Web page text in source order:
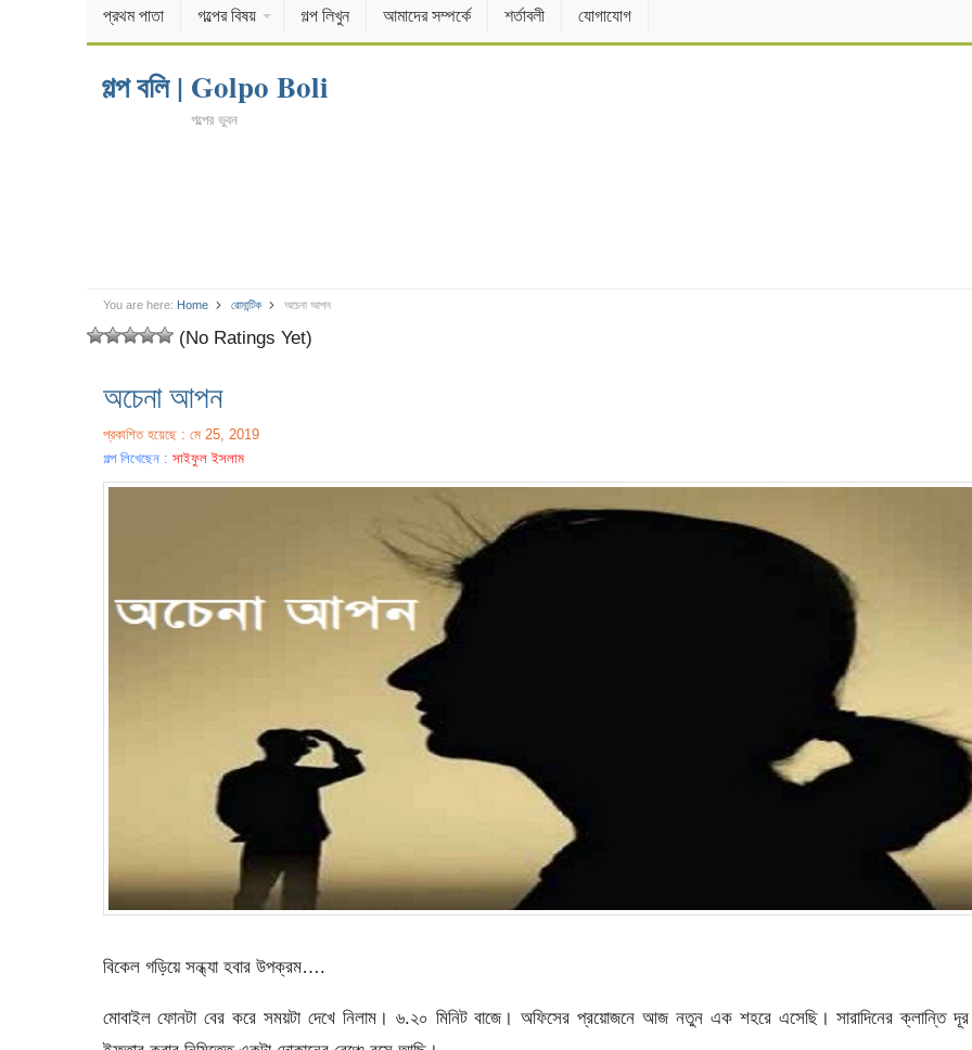
প্রথম পাতা গল্পের বিষয় গল্প লিখুন আমাদের সম্পর্কে শর্তাবলী যোগাযোগ
গল্প বলি | Golpo Boli
গল্পের ভুবন
You are here: Home রোমান্টিক অচেনা আপন
(No Ratings Yet)
অচেনা আপন
প্রকাশিত হয়েছে : মে 25, 2019
গল্প লিখেছেন : সাইফুল ইসলাম
বিকেল গড়িয়ে সন্ধ্যা হবার উপক্রম….
মোবাইল ফোনটা বের করে সময়টা দেখে নিলাম। ৬.২০ মিনিট বাজে। অফিসের প্রয়োজনে আজ নতুন এক শহরে এসেছি। সারাদিনের ক্লান্তি